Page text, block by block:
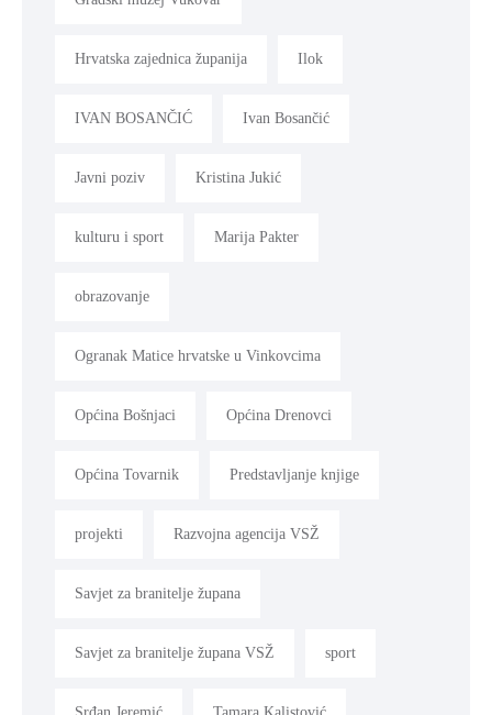
Hrvatska zajednica županija Ilok
IVAN BOSANČIĆ Ivan Bosančić
Javni poziv Kristina Jukić
kulturu i sport Marija Pakter
obrazovanje
Ogranak Matice hrvatske u Vinkovcima
Općina Bošnjaci Općina Drenovci
Općina Tovarnik Predstavljanje knjige
projekti Razvojna agencija VSŽ
Savjet za branitelje župana
Savjet za branitelje župana VSŽ sport
Srđan Jeremić Tamara Kalistović